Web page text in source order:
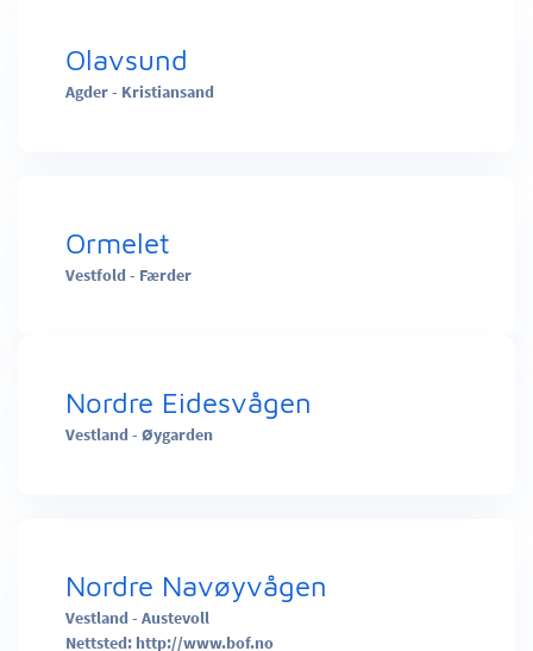
Olavsund
Agder - Kristiansand
Ormelet
Vestfold - Færder
Nordre Eidesvågen
Vestland - Øygarden
Nordre Navøyvågen
Vestland - Austevoll
Nettsted: http://www.bof.no